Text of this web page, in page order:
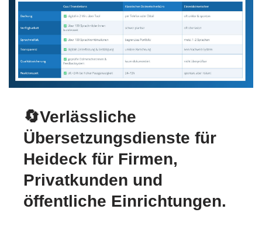
🔄Verlässliche
Übersetzungsdienste für
Heideck für Firmen,
Privatkunden und
öffentliche Einrichtungen.